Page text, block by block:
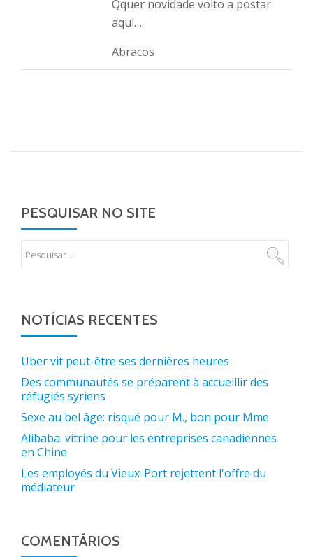
Qquer novidade volto a postar
aqui…
Abracos
PESQUISAR NO SITE
NOTÍCIAS RECENTES
Uber vit peut-être ses dernières heures
Des communautés se préparent à accueillir des
réfugiés syriens
Sexe au bel âge: risqué pour M., bon pour Mme
Alibaba: vitrine pour les entreprises canadiennes
en Chine
Les employés du Vieux-Port rejettent l'offre du
médiateur
COMENTÁRIOS